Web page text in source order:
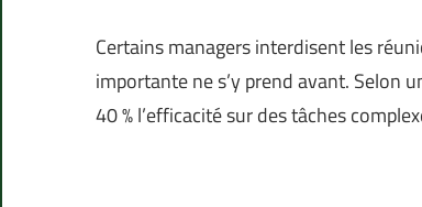
Certains managers interdisent les
importante ne s’y prend avant. Selon
40 % l’efficacité sur des tâches